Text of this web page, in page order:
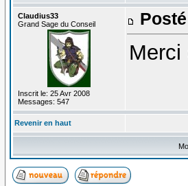
Claudius33
Grand Sage du Conseil
Inscrit le: 25 Avr 2008
Messages: 547
Merci
Revenir en haut